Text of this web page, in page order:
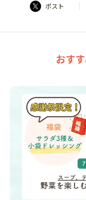
ポスト |
おす